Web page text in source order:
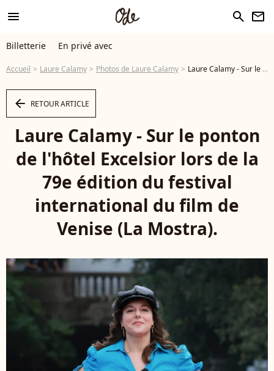
menu search newsletter
Billetterie En privé avec
Accueil Laure Calamy Photos de Laure Calamy Laure Calamy - Sur le ponton de l'hôtel Excelsior lors de la 79e édition du festival international du film de Venise (La Mostra). © MPP/Bestimage - Photo
arrow_left RETOUR ARTICLE
Laure Calamy - Sur le ponton
de l'hôtel Excelsior lors de la
79e édition du festival
international du film de
Venise (La Mostra).